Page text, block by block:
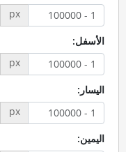
px
الأسفل:
px
اليسار:
px
اليمين: